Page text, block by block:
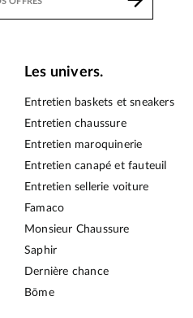
Les univers.
Entretien baskets et sneakers
Entretien chaussure
Entretien maroquinerie
Entretien canapé et fauteuil
Entretien sellerie voiture
Famaco
Monsieur Chaussure
Saphir
Dernière chance
Bōme